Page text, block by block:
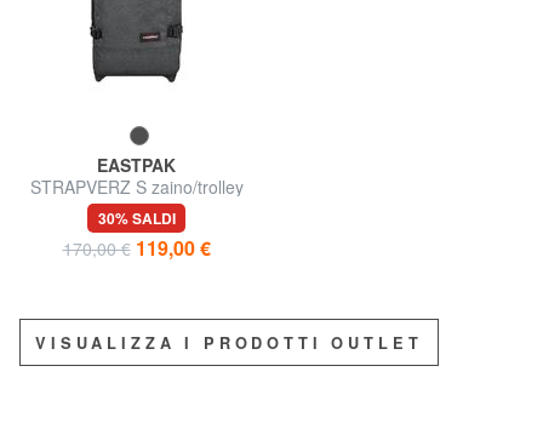
EASTPAK
STRAPVERZ S zaino/trolley
bagaglio a mano
30% SALDI
170,00 € 119,00 €
VISUALIZZA I PRODOTTI OUTLET